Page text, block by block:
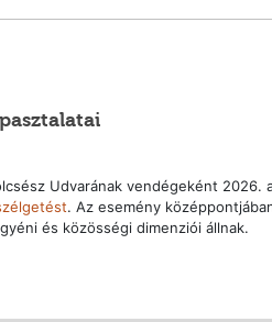
Udvarának vendégeként 2026.
. Az esemény
és közösségi dimenziói állnak.